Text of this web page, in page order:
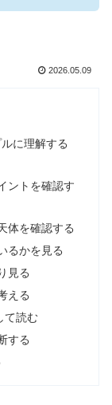
2026.05.09
に理解する
ントを確認す
体を確認する
るかを見る
見る
える
て読む
する